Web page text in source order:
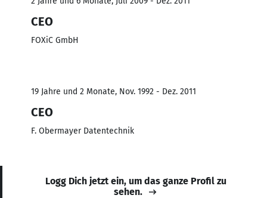
CEO
FOXiC GmbH
19 Jahre und 2 Monate, Nov. 1992 - Dez. 2011
CEO
F. Obermayer Datentechnik
Logg Dich jetzt ein, um das ganze Profil zu
sehen.